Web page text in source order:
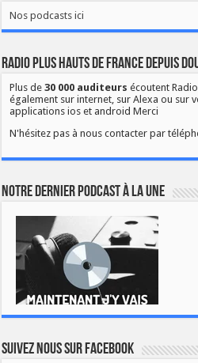
Nos podcasts ici
Radio Plus Hauts de France depuis
Plus de30 000 auditeurs écoutent
également sur internet, sur Alexa ou sur
applications ios et android Merci
N'hésitez pas à nous contacter par
Notre dernier podcast à la une
Suivez nous sur Facebook